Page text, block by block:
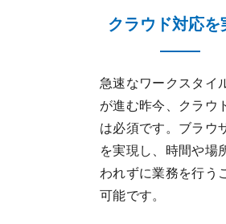
クラウド対応を
急速なワークスタイ
が進む昨今、クラウ
は必須です。ブラウ
を実現し、時間や場
われずに業務を行う
可能です。